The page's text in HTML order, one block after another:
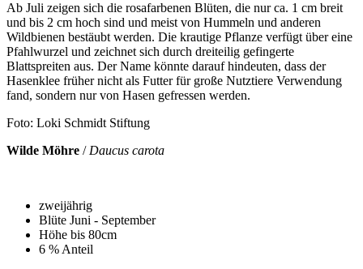
Ab Juli zeigen sich die rosafarbenen Blüten, die nur ca. 1 cm breit
und bis 2 cm hoch sind und meist von Hummeln und anderen
Wildbienen bestäubt werden. Die krautige Pflanze verfügt über eine
Pfahlwurzel und zeichnet sich durch dreiteilig gefingerte
Blattspreiten aus. Der Name könnte darauf hindeuten, dass der
Hasenklee früher nicht als Futter für große Nutztiere Verwendung
fand, sondern nur von Hasen gefressen werden.
Foto: Loki Schmidt Stiftung
Wilde Möhre / Daucus carota
zweijährig
Blüte Juni - September
Höhe bis 80cm
6 % Anteil